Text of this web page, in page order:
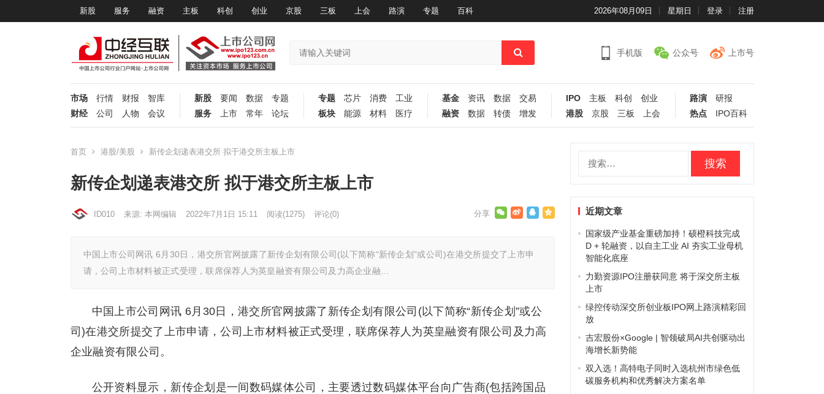
新股 服务 融资 主板 科创 创业 京股 三板 上会 路演 专题 百科 2026年08月09日 星期日 登录 注册
手机版 公众号 上市号
市场 行情 财报
智库
财经
公司 人物 会议
新股 要闻 数据
专题
服务
上市 常年 论坛
专题 芯片 消费
工业
板块
能源 材料 医疗
基金 资讯 数据
交易
融资
数据 转债 增发
IPO 主板 科创
创业
港股
京股 三板 上会
路演
研报
热点
IPO百科
首页 港股/美股 新传企划递表港交所 拟于港交所主板上市
新传企划递表港交所 拟于港交所主板上市
ID010 来源: 本网编辑 2022年7月1日 15:11 阅读(1275) 评论(0)
中国上市公司网讯 6月30日，港交所官网披露了新传企划有限公司(以下简称“新传企划”或公司)在港交所提交了上市申
请，公司上市材料被正式受理，联席保荐人为英皇融资有限公司及力高企业融…
中国上市公司网讯 6月30日，港交所官网披露了新传企划有限公司(以下简称“新传企划”或公
司)在港交所提交了上市申请，公司上市材料被正式受理，联席保荐人为英皇融资有限公司及力高
企业融资有限公司。
公开资料显示，新传企划是一间数码媒体公司，主要透过数码媒体平台向广告商(包括跨国品
近期文章
国家级产业基金重磅加持！硕橙科技完成
D + 轮融资，以自主工业 AI 夯实工业母机
智能化底座
力勤资源IPO注册获同意 将于深交所主板
上市
绿控传动深交所创业板IPO网上路演精彩回
放
吉宏股份×Google | 智领破局AI共创驱动出
海增长新势能
双入选！高特电子同时入选杭州市绿色低
碳服务机构和优秀解决方案名单